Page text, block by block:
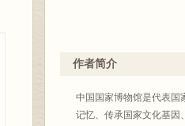
作者简介
中国国家博物馆是代表国
记忆、传承国家文化基因